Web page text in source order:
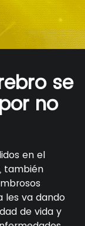
se
no
en el
también
les va dando
de vida y